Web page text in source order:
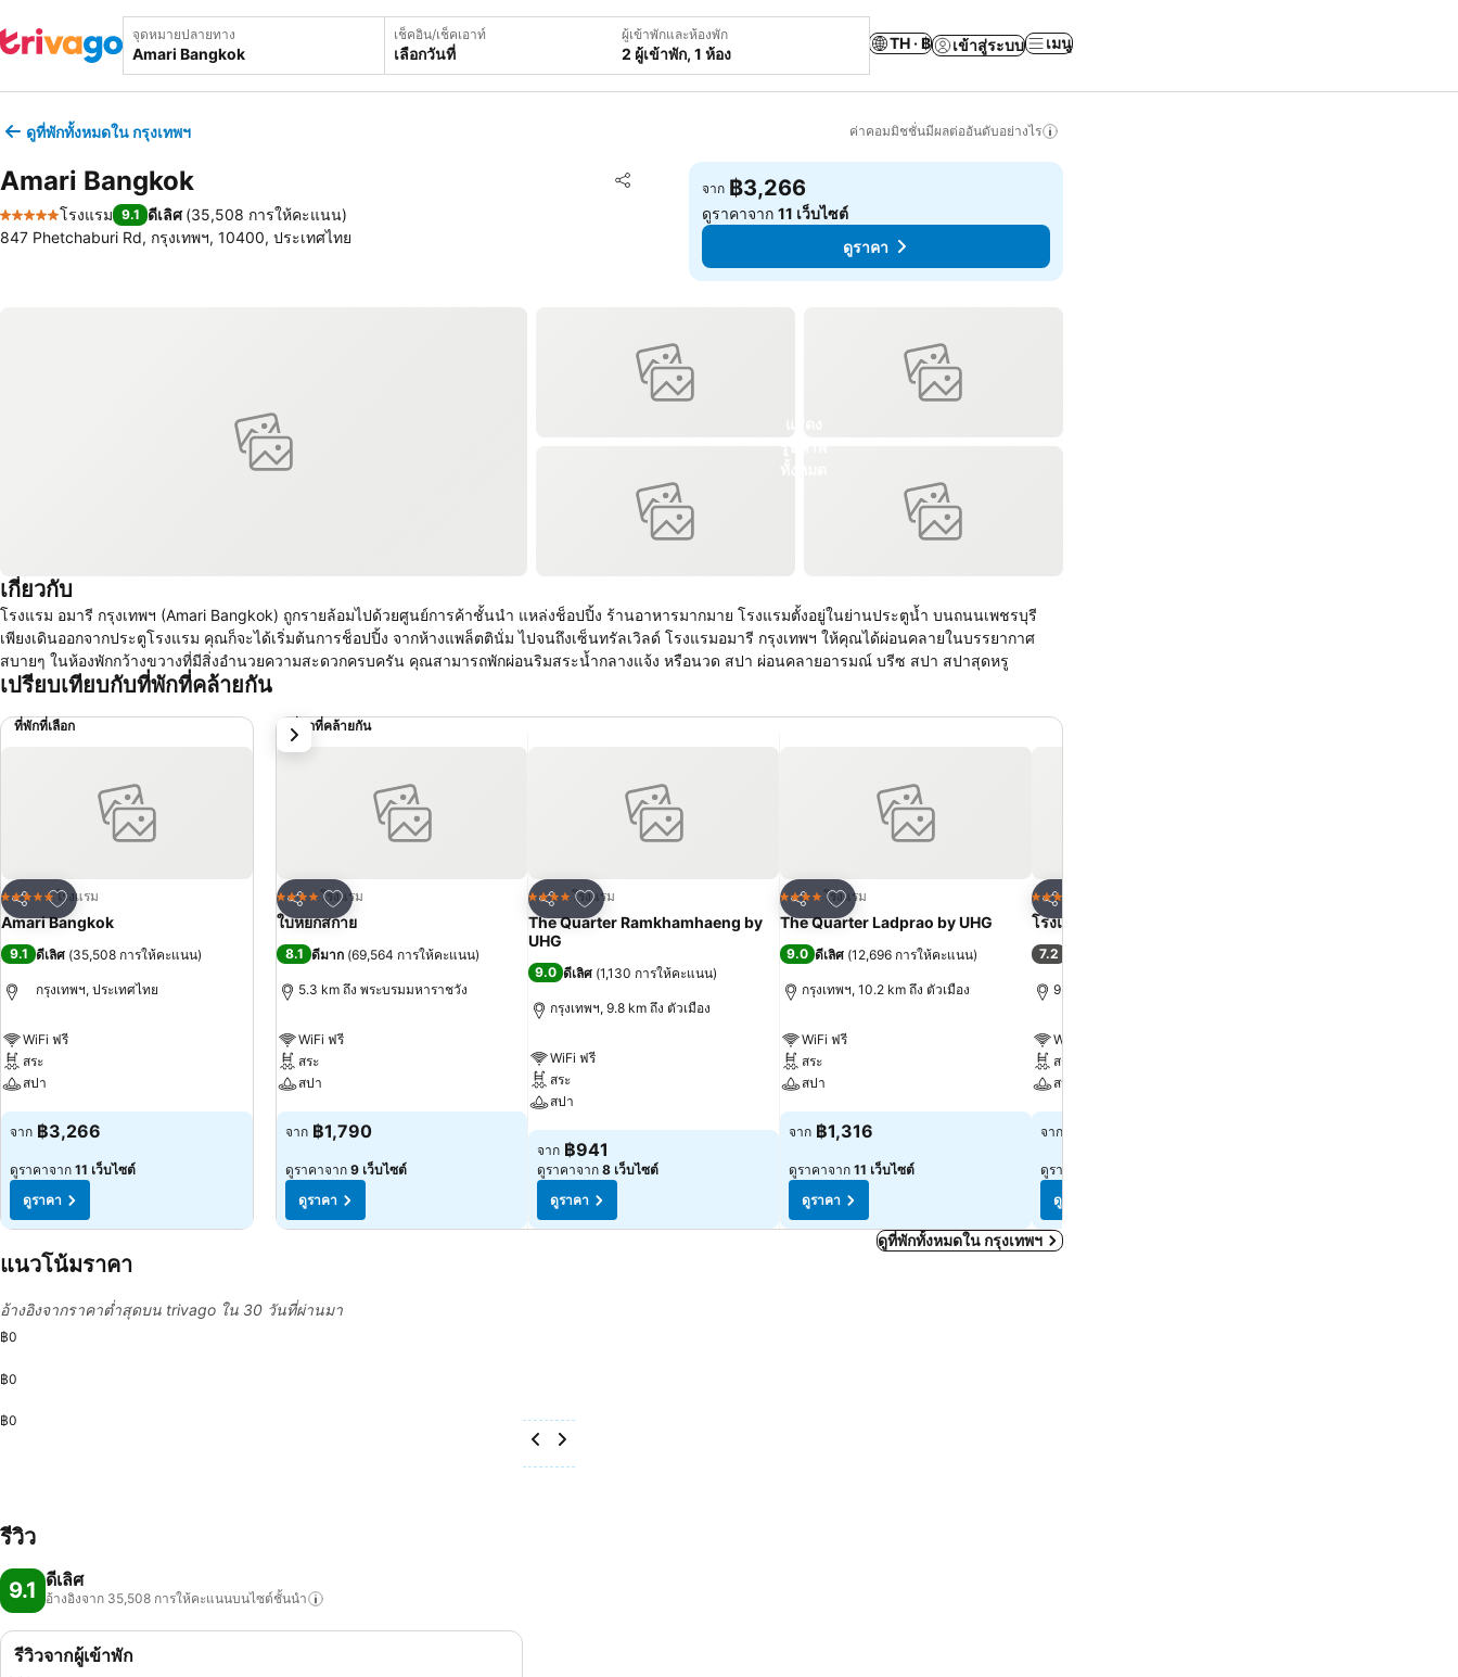
จุดหมายปลายทาง เช็คอิน/เช็คเอาท์
เลือกวันที่
ผู้เข้าพักและห้องพัก
2 ผู้เข้าพัก, 1 ห้อง
TH · ฿ เข้าสู่ระบบ เมนู
ดูที่พักทั้งหมดใน กรุงเทพฯ ค่าคอมมิชชั่นมีผลต่ออันดับอย่างไร
Amari Bangkok แชร์
เพิ่มในรายการโปรด
5 ดาว
โรงแรม 9.1 ดีเลิศ (35,508 การให้คะแนน)
847 Phetchaburi Rd, กรุงเทพฯ, 10400, ประเทศไทย
จาก ฿3,266
ดูราคาจาก11 เว็บไซต์
ดูราคา
เกี่ยวกับ
โรงแรม อมารี กรุงเทพฯ (Amari Bangkok) ถูกรายล้อมไปด้วยศูนย์การค้าชั้นนำ แหล่งช็อปปิ้ง ร้านอาหารมากมาย โรงแรมตั้งอยู่ในย่านประตูน้ำ บนถนนเพชรบุรี
เพียงเดินออกจากประตูโรงแรม คุณก็จะได้เริ่มต้นการช็อปปิ้ง จากห้างแพล็ตตินั่ม ไปจนถึงเซ็นทรัลเวิลด์ โรงแรมอมารี กรุงเทพฯ ให้คุณได้ผ่อนคลายในบรรยากาศ
สบายๆ ในห้องพักกว้างขวางที่มีสิ่งอำนวยความสะดวกครบครัน คุณสามารถพักผ่อนริมสระน้ำกลางแจ้ง หรือนวด สปา ผ่อนคลายอารมณ์ บรีซ สปา สปาสุดหรู
เปรียบเทียบกับที่พักที่คล้ายกัน
ที่พักที่เลือก
แชร์
เพิ่มในรายการโปรด
5 ดาว โรงแรม
Amari Bangkok
9.1 ดีเลิศ (35,508 การให้คะแนน)
กรุงเทพฯ, ประเทศไทย
WiFi ฟรี
สระ
สปา
ดูราคา
จาก ฿3,266
ดูราคาจาก 11 เว็บไซต์
ดูราคา
ที่พักที่คล้ายกัน
แชร์
เพิ่มในรายการโปรด
4 ดาว โรงแรม
ใบหยกสกาย
8.1 ดีมาก (69,564 การให้คะแนน)
5.3 km ถึง พระบรมมหาราชวัง
WiFi ฟรี
สระ
สปา
ดูราคา
จาก ฿1,790
ดูราคาจาก 9 เว็บไซต์
ดูราคา
แชร์
เพิ่มในรายการโปรด
4 ดาว โรงแรม
The Quarter Ramkhamhaeng by
UHG
9.0 ดีเลิศ (1,130 การให้คะแนน)
กรุงเทพฯ, 9.8 km ถึง ตัวเมือง
WiFi ฟรี
สระ
สปา
ดูราคา
จาก ฿941
ดูราคาจาก 8 เว็บไซต์
ดูราคา
แชร์
เพิ่มในรายการโปรด
4 ดาว โรงแรม
The Quarter Ladprao by UHG
9.0 ดีเลิศ (12,696 การให้คะแนน)
กรุงเทพฯ, 10.2 km ถึง ตัวเมือง
WiFi ฟรี
สระ
สปา
ดูราคา
จาก ฿1,316
ดูราคาจาก 11 เว็บไซต์
ดูราคา
แชร์
4 ดาว
โรงแรมเอเชีย กรุงเทพ
7.2
9.1 km ถึง พระบรมมหาราชวัง
WiFi ฟรี
สระ
สปา
ดูราคา
จาก
ดูราคาจาก
ดูราคา
ถัดไป
ดูที่พักทั้งหมดใน กรุงเทพฯ
แนวโน้มราคา
อ้างอิงจากราคาต่ำสุดบน trivago ใน 30 วันที่ผ่านมา
฿0
฿0
฿0
รีวิว
9.1 ดีเลิศ
อ้างอิงจาก 35,508 การให้คะแนนบนไซต์ชั้นนำ
รีวิวจากผู้เข้าพัก